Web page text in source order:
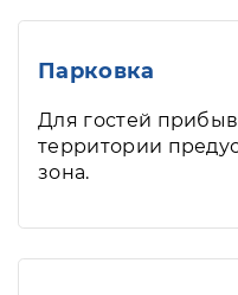
Парковка
Для гостей
территории
зона.